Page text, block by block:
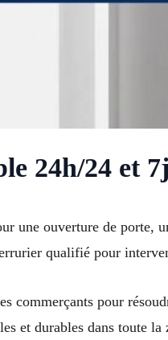
24h/24 et
une ouverture de porte,
qualifié pour
commerçants pour
et durables dans toute